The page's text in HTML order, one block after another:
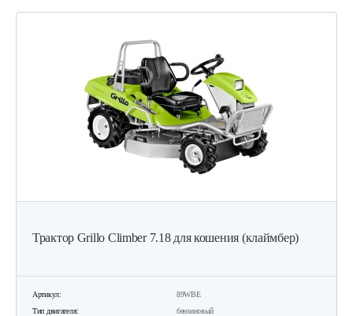
Трактор Grillo Climber 7.18 для кошения (клаймбер)
Артикул:
89WBE
Тип двигателя:
бензиновый